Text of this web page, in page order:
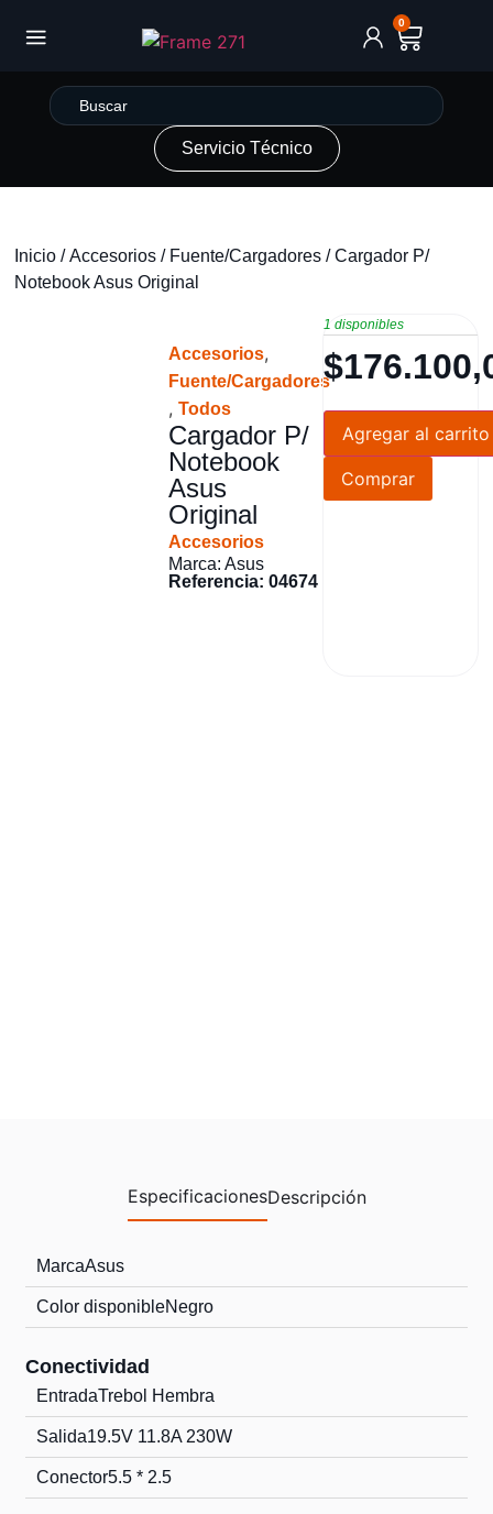
0
Servicio Técnico
Inicio /Accesorios / Fuente/Cargadores / Cargador P/
Notebook Asus Original
Accesorios,
Fuente/Cargadores
, Todos
Cargador P/
Notebook
Asus
Original
Accesorios
Marca: Asus
Referencia: 04674
1 disponibles
$
Agregar al carrito
Comprar
EspecificacionesDescripción
MarcaAsus
Color disponibleNegro
Conectividad
EntradaTrebol Hembra
Salida19.5V 11.8A 230W
Conector5.5 * 2.5